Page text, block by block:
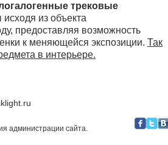
трековые
из объекта
предоставляя возможность
к меняющейся экспозиции. Так
в интерьере.
администрации сайта.